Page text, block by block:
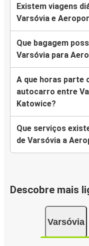
Existem viagens
Varsóvia e
Que bagagem
Varsóvia para
A que horas parte
autocarro entre
Katowice?
Que serviços
de Varsóvia a
Descobre mais
Varsóvia